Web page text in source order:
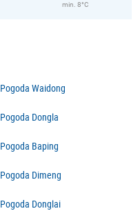
min. 8°C
Pogoda Waidong
Pogoda Dongla
Pogoda Baping
Pogoda Dimeng
Pogoda Donglai